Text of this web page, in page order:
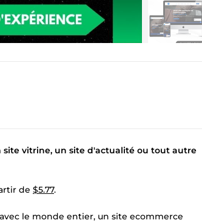
site vitrine, un site d'actualité ou tout autre
de $5.77.
le monde entier, un site ecommerce